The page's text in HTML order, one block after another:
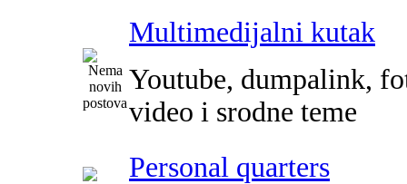
Multimedijalni kutak
Youtube, dumpalink,
video i srodne teme
Personal quarters